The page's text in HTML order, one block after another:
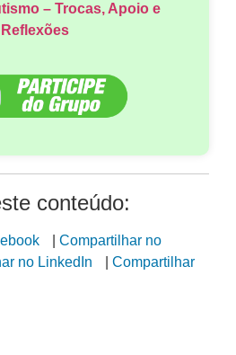
– Trocas, Apoio e
Reflexões
conteúdo:
Compartilhar no
no LinkedIn
Compartilhar